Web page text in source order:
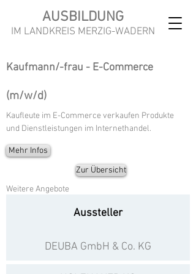
AUSBILDUNG
IM LANDKREIS MERZIG-WADERN
Kaufmann/-frau - E-Commerce
(m/w/d)
Kaufleute im E-Commerce verkaufen Produkte
und Dienstleistungen im Internethandel.
Mehr Infos
Zur Übersicht
Weitere Angebote
Aussteller
DEUBA GmbH & Co. KG